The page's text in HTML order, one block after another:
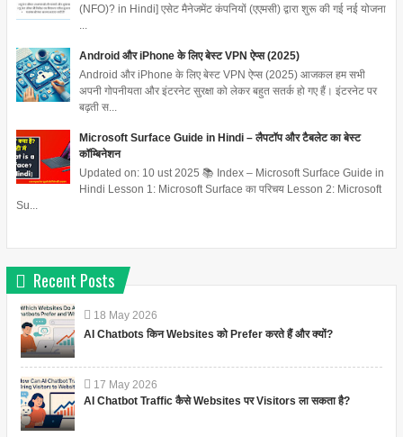
(NFO)? in Hindi] एसेट मैनेजमेंट कंपनियों (एएमसी) द्वारा शुरू की गई नई योजना
Android और iPhone के लिए बेस्ट VPN ऐप्स (2025)
Android और iPhone के लिए बेस्ट VPN ऐप्स (2025) आजकल हम सभी
अपनी गोपनीयता और इंटरनेट सुरक्षा को लेकर बहुत सतर्क हो गए हैं। इंटरनेट पर
बढ़ती स...
Microsoft Surface Guide in Hindi – लैपटॉप और टैबलेट का बेस्ट
कॉम्बिनेशन
Updated on: 10 ust 2025 📚 Index – Microsoft Surface Guide in
Hindi Lesson 1: Microsoft Surface का परिचय Lesson 2: Microsoft
Su...
Recent Posts
18 May 2026
AI Chatbots किन Websites को Prefer करते हैं और क्यों?
17 May 2026
AI Chatbot Traffic कैसे Websites पर Visitors ला सकता है?